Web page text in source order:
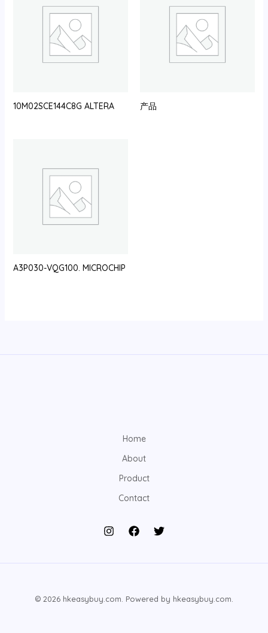
10M02SCE144C8G ALTERA 产品
A3P030-VQG100. MICROCHIP
Home
About
Product
Contact
© 2026 hkeasybuy.com. Powered by hkeasybuy.com.